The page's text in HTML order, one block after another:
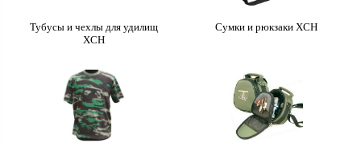
Тубусы и чехлы для удилищ
ХСН
Сумки и рюкзаки ХСН